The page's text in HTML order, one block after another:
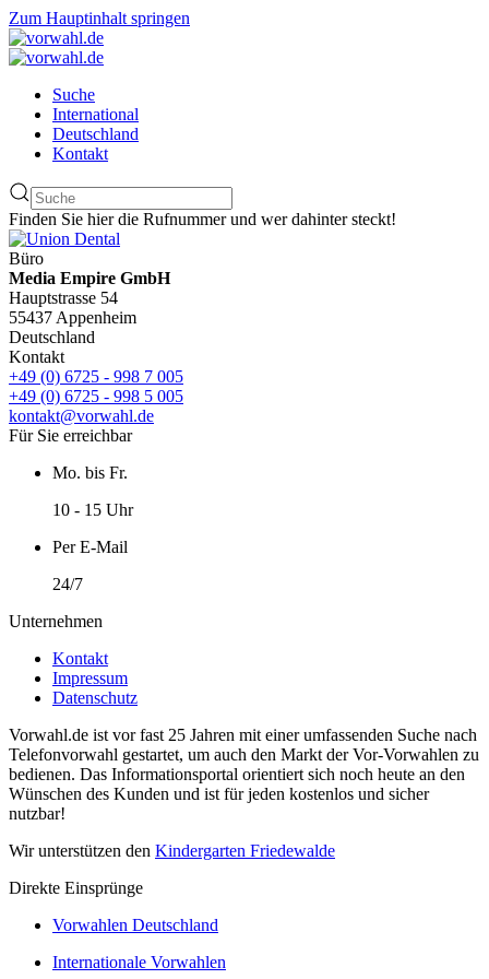
Zum Hauptinhalt springen
Suche
International
Deutschland
Kontakt
Finden Sie hier die Rufnummer und wer dahinter steckt!
Büro
Media Empire GmbH
Hauptstrasse 54
55437 Appenheim
Deutschland
Kontakt
+49 (0) 6725 - 998 7 005
+49 (0) 6725 - 998 5 005
kontakt@vorwahl.de
Für Sie erreichbar
Mo. bis Fr.
10 - 15 Uhr
Per E-Mail
24/7
Unternehmen
Kontakt
Impressum
Datenschutz
Vorwahl.de ist vor fast 25 Jahren mit einer umfassenden Suche nach
Telefonvorwahl gestartet, um auch den Markt der Vor-Vorwahlen zu
bedienen. Das Informationsportal orientiert sich noch heute an den
Wünschen des Kunden und ist für jeden kostenlos und sicher
nutzbar!
Wir unterstützen den Kindergarten Friedewalde
Direkte Einsprünge
Vorwahlen Deutschland
Internationale Vorwahlen